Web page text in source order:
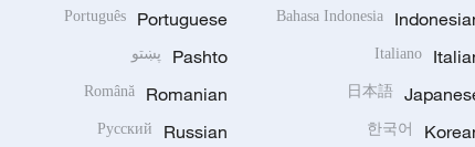
Bahasa Indonesia
Italiano
日本語
한국어
Portuguese
Português
Pashto پښتو
Romanian
Română
Russian
Русский